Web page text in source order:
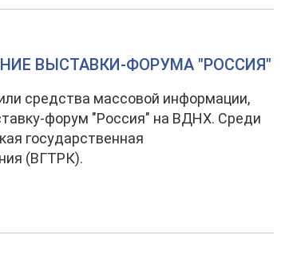
ВЫСТАВКИ-ФОРУМА "РОССИЯ"
средства массовой информации,
форум "Россия" на ВДНХ. Среди
государственная
(ВГТРК).